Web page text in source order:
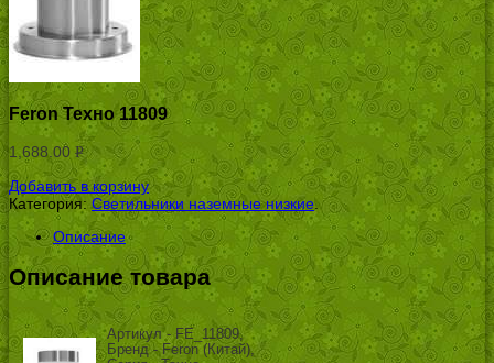
Feron Техно 11809
1,688.00 Р
УБ.
Добавить в корзину
Категория: Светильники наземные низкие.
Описание
Описание товара
Артикул - FE_11809,
Бренд - Feron (Китай),